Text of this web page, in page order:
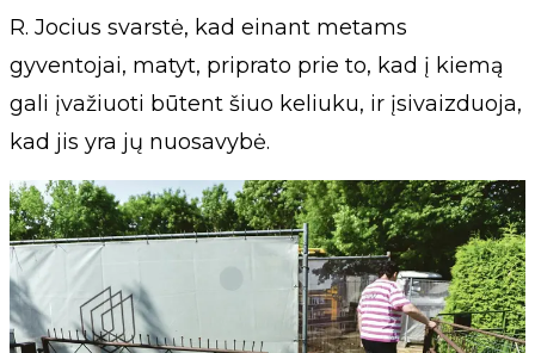
R. Jocius svarstė, kad einant metams
gyventojai, matyt, priprato prie to, kad į kiemą
gali įvažiuoti būtent šiuo keliuku, ir įsivaizduoja,
kad jis yra jų nuosavybė.